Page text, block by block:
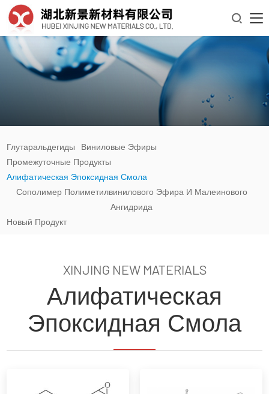

Глутаральдегиды
Виниловые Эфиры
Промежуточные Продукты
Алифатическая Эпоксидная Смола
Сополимер Полиметилвинилового Эфира И Малеинового
Ангидрида
Новый Продукт
XINJING NEW MATERIALS
Алифатическая
Эпоксидная Смола